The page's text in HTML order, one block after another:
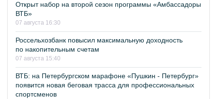
Открыт набор на второй сезон программы «Амбассадоры
ВТБ»
07 августа 16:30
Россельхозбанк повысил максимальную доходность
по накопительным счетам
07 августа 15:40
ВТБ: на Петербургском марафоне «Пушкин - Петербург»
появится новая беговая трасса для профессиональных
спортсменов